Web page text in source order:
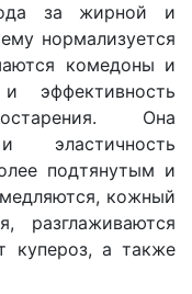
за жирной и
нормализуется
комедоны и
эффективность
Она
эластичность
подтянутым и
кожный
разглаживаются
купероз, а также